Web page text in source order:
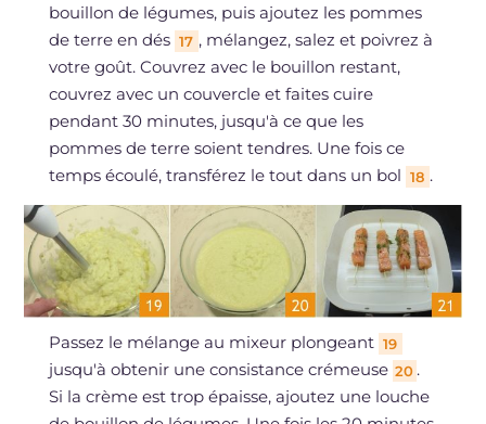
bouillon de légumes, puis ajoutez les pommes
de terre en dés 17 , mélangez, salez et poivrez à
votre goût. Couvrez avec le bouillon restant,
couvrez avec un couvercle et faites cuire
pendant 30 minutes, jusqu'à ce que les
pommes de terre soient tendres. Une fois ce
temps écoulé, transférez le tout dans un bol 18 .
Passez le mélange au mixeur plongeant 19
jusqu'à obtenir une consistance crémeuse 20 .
Si la crème est trop épaisse, ajoutez une louche